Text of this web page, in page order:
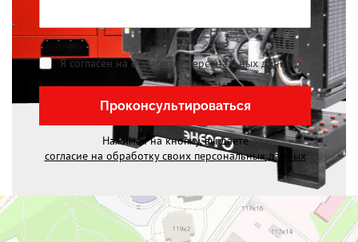
Я согласен на обработку персональных данных*
Проконсультироваться
Нажимая на кнопку, вы даете
согласие на обработку своих персональных данных